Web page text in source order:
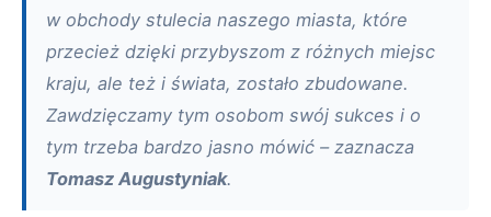
w obchody stulecia naszego miasta, które
przecież dzięki przybyszom z różnych miejsc
kraju, ale też i świata, zostało zbudowane.
Zawdzięczamy tym osobom swój sukces i o
tym trzeba bardzo jasno mówić – zaznacza
Tomasz Augustyniak.